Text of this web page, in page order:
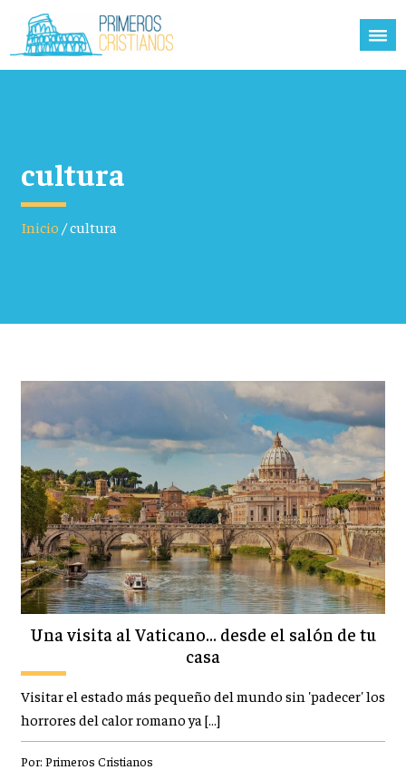
cultura
Inicio/cultura
Una visita al Vaticano... desde el salón de tu
casa
Visitar el estado más pequeño del mundo sin 'padecer' los
horrores del calor romano ya […]
Por: Primeros Cristianos